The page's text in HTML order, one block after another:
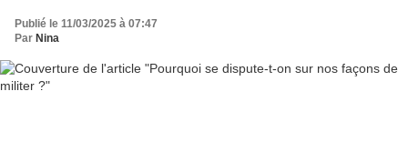
Publié le 11/03/2025 à 07:47
Par Nina